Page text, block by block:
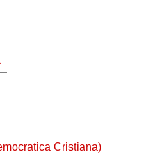
Cristiana)